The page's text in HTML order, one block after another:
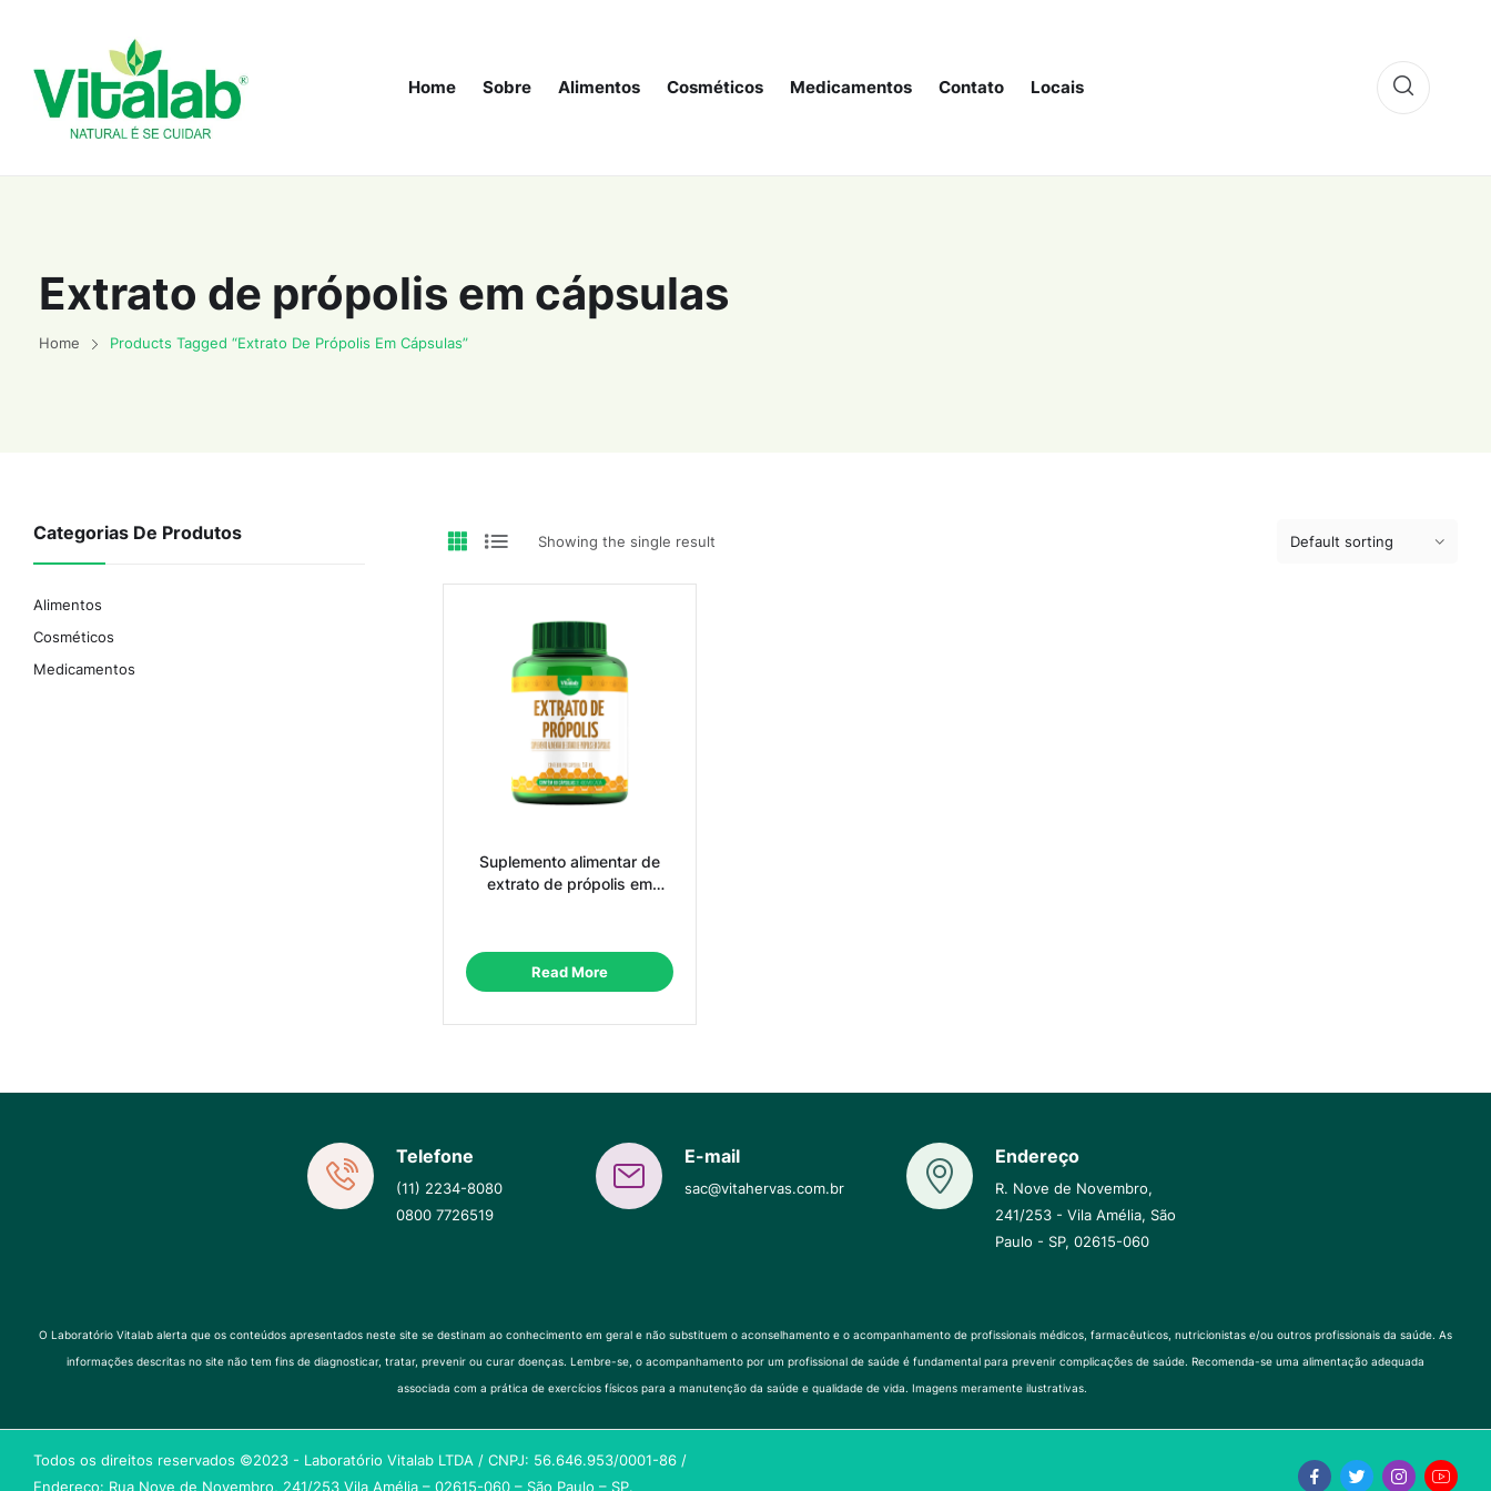
Home Sobre Alimentos Cosméticos Medicamentos Contato Locais
Extrato de própolis em cápsulas
Home Products Tagged “Extrato De Própolis Em Cápsulas”
Showing the single result
Suplemento alimentar de
extrato de própolis em
Read More
Categorias De Produtos
Alimentos
Cosméticos
Medicamentos
Telefone
(11) 2234-8080
0800 7726519
E-mail
sac@vitahervas.com.br
Endereço
R. Nove de Novembro,
241/253 - Vila Amélia, São
Paulo - SP, 02615-060
O Laboratório Vitalab alerta que os conteúdos apresentados neste site se destinam ao conhecimento em geral e não substituem o aconselhamento e o acompanhamento de profissionais médicos, farmacêuticos, nutricionistas e/ou outros profissionais da saúde. As
informações descritas no site não tem fins de diagnosticar, tratar, prevenir ou curar doenças. Lembre-se, o acompanhamento por um profissional de saúde é fundamental para prevenir complicações de saúde. Recomenda-se uma alimentação adequada
associada com a prática de exercícios físicos para a manutenção da saúde e qualidade de vida. Imagens meramente ilustrativas.
Todos os direitos reservados ©2023 - Laboratório Vitalab LTDA / CNPJ: 56.646.953/0001-86 /
Endereço: Rua Nove de Novembro, 241/253 Vila Amélia – 02615-060 – São Paulo – SP.